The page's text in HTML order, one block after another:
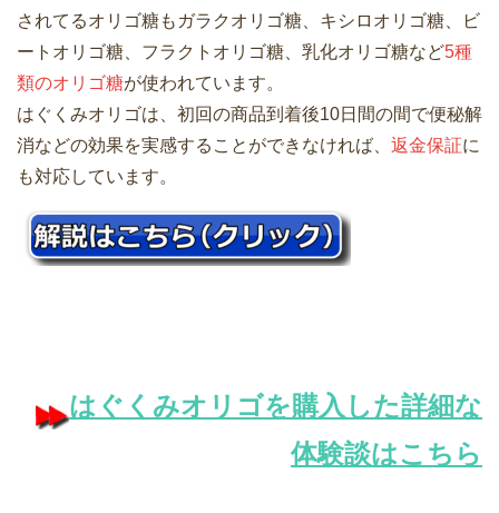
されてるオリゴ糖もガラクオリゴ糖、キシロオリゴ糖、ビ
ートオリゴ糖、フラクトオリゴ糖、乳化オリゴ糖など5種
類のオリゴ糖が使われています。
はぐくみオリゴは、初回の商品到着後10日間の間で便秘解
消などの効果を実感することができなければ、 返金保証に
も対応しています。
はぐくみオリゴを購入した詳細な
体験談はこちら